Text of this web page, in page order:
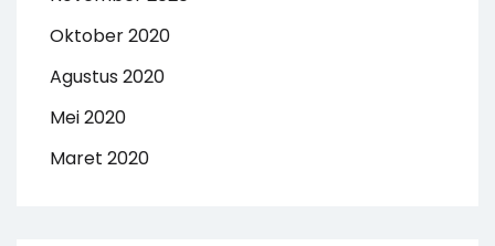
Oktober 2020
Agustus 2020
Mei 2020
Maret 2020